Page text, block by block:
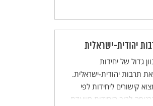
יהודית-ישראלית
גדול של יחידות
תרבות יהודית-ישראלית.
קישורים ליחידות לפי
לרוב היחידות מיועדת